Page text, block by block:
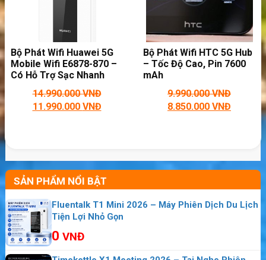
Pin dung lượng khủng, sạc nhanh
Netgear Aircard782S
được trang bị pin dung
lượng lên tới 2930 mAh giúp người sử dụng có
thể vận hành thiết bị trong thời gian 10 tiếng
Bộ Phát Wifi Huawei 5G
Mobile Wifi E6878-870 –
Có Hỗ Trợ Sạc Nhanh
14.990.000VNĐ
11.990.000 VNĐ
Bộ Phát Wifi HTC 5G Hub
– Tốc Độ Cao, Pin 7600
mAh
9.990.000VNĐ
8.850.000 VNĐ
SẢN PHẨM NỔI BẬT
Fluentalk T1 Mini 2026 – Máy Phiên Dịch Du Lịch
Tiện Lợi Nhỏ Gọn
0 VNĐ